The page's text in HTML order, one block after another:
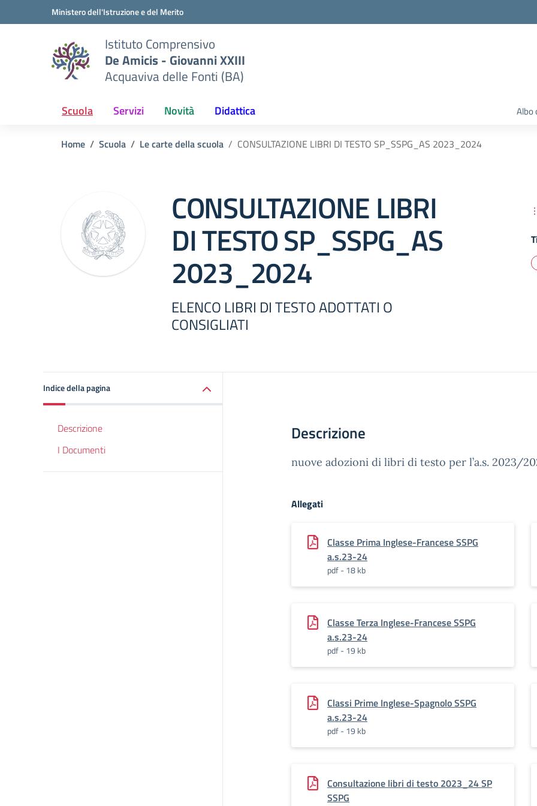
Vai ai contenuti
Vai al menu di navigazioneMinistero dell'Istruzione e del Merito
Istituto Comprensivo
De Amicis - Giovanni XXIII
Acquaviva delle Fonti (BA)
Scuola Servizi Novità Didattica Albo
Home Scuola Le carte della scuola CONSULTAZIONE LIBRI DI TESTO SP_SSPG_AS 2023_2024
CONSULTAZIONE LIBRI
DI TESTO SP_SSPG_AS
2023_2024
ELENCO LIBRI DI TESTO ADOTTATI O
CONSIGLIATI
Indice della pagina
Descrizione
I Documenti
Descrizione
nuove adozioni di libri di testo per l’a.s. 2023/
Allegati
Classe Prima Inglese-Francese SSPG
a.s.23-24
pdf - 18 kb
Classe Terza Inglese-Francese SSPG
a.s.23-24
pdf - 19 kb
Classi Prime Inglese-Spagnolo SSPG
a.s.23-24
pdf - 19 kb
Consultazione libri di testo 2023_24 SP
SSPG